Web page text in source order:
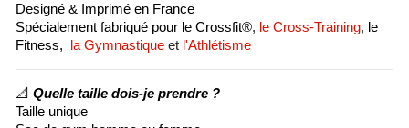
Designé & Imprimé en France
Spécialement fabriqué pour le Crossfit®, le Cross-Training, le
Fitness, la Gymnastiqueet l'Athlétisme
📐 Quelle taille dois-je prendre ?
Taille unique